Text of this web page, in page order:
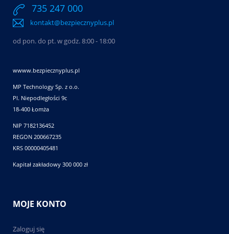
735 247 000
kontakt@bezpiecznyplus.pl
od pon. do pt. w godz. 8:00 - 18:00
wwww.bezpiecznyplus.pl
MP Technology Sp. z o.o.
Pl. Niepodległości 9c
18-400 Łomża
NIP 7182136452
REGON 200667235
KRS 00000405481
Kapitał zakładowy 300 000 zł
MOJE KONTO
Zaloguj się